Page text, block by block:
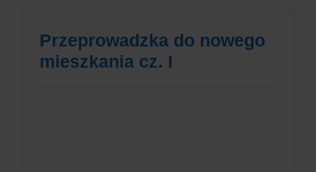
Przeprowadzka do nowego
mieszkania cz. I